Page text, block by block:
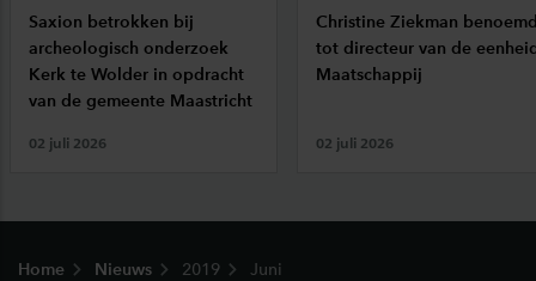
Saxion betrokken bij
archeologisch onderzoek
Kerk te Wolder in opdracht
van de gemeente Maastricht
02 juli 2026
Christine Ziekman
tot directeur van de
Maatschappij
02 juli 2026
Home Nieuws 2019
Juni